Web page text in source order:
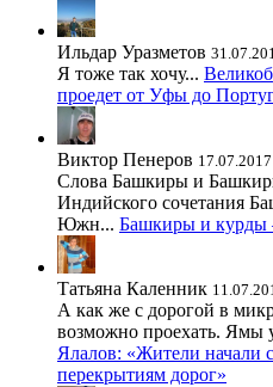
Ильдар Уразметов
Я тоже так хочу...
проедет от Уфы до
Виктор Пенеров 17.07.2017
Слова Башкиры и
Индийского сочетания
Южн... Башкиры и курды
Татьяна Каленник
А как же с дорогой в
возможно проехать. Ямы
Ялалов: «Жители начали
перекрытиям дорог»